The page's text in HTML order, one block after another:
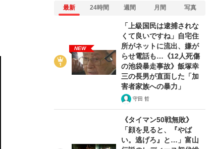
最新 24時間 週間 月間 写真
NEW
「上級国民は逮捕されな
くて良いですね」自宅住
所がネットに流出、嫌が
らせ電話も…《12人死傷
の池袋暴走事故》飯塚幸
三の長男が直面した「加
害者家族への暴力」
守田 哲
《タイマン50戦無敗》
「顔を見ると、『やば
い。逃げろ』と…」富山